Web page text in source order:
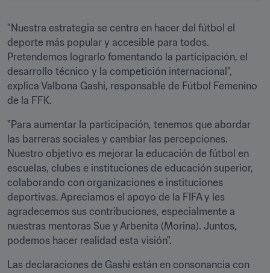
"Nuestra estrategia se centra en hacer del fútbol el
deporte más popular y accesible para todos.
Pretendemos lograrlo fomentando la participación, el
desarrollo técnico y la competición internacional",
explica Valbona Gashi, responsable de Fútbol Femenino
de la FFK.
"Para aumentar la participación, tenemos que abordar
las barreras sociales y cambiar las percepciones.
Nuestro objetivo es mejorar la educación de fútbol en
escuelas, clubes e instituciones de educación superior,
colaborando con organizaciones e instituciones
deportivas. Apreciamos el apoyo de la FIFA y les
agradecemos sus contribuciones, especialmente a
nuestras mentoras Sue y Arbenita (Morina). Juntos,
podemos hacer realidad esta visión".
Las declaraciones de Gashi están en consonancia con